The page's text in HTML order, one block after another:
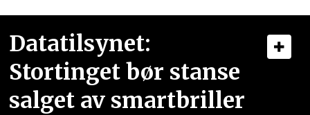
Datatilsynet:
Stortinget bør stanse
salget av smartbriller